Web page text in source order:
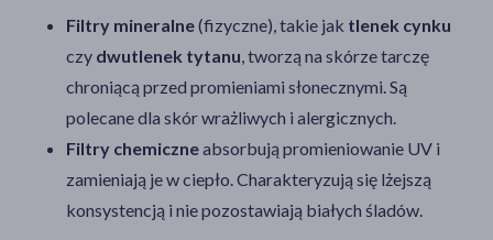
Filtry mineralne(fizyczne), takie jak tlenek cynku
czy dwutlenek tytanu, tworzą na skórze tarczę
chroniącą przed promieniami słonecznymi. Są
polecane dla skór wrażliwych i alergicznych.
Filtry chemiczneabsorbują promieniowanie UV i
zamieniają je w ciepło. Charakteryzują się lżejszą
konsystencją i nie pozostawiają białych śladów.